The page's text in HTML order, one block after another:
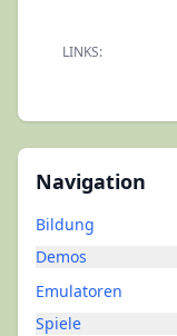
Navigation
Bildung
Demos
Emulatoren
Spiele
LINKS: